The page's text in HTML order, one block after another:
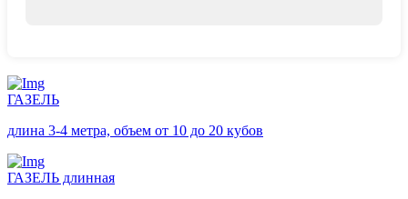
ГАЗЕЛЬ
длина 3-4 метра, объем от 10 до 20 кубов
ГАЗЕЛЬ длинная